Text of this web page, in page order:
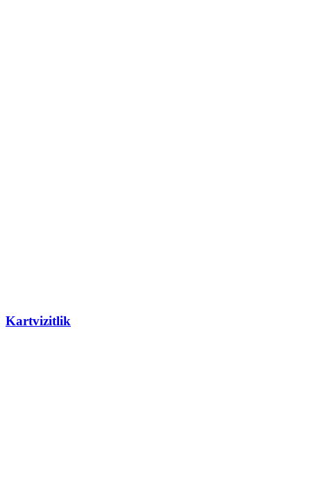
Kartvizitlik